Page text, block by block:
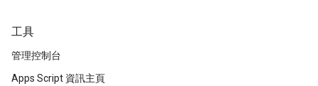
工具
管理控制台
Apps Script 資訊主頁